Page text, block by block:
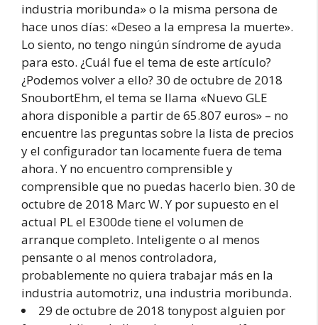
industria moribunda» o la misma persona de
hace unos días: «Deseo a la empresa la muerte».
Lo siento, no tengo ningún síndrome de ayuda
para esto. ¿Cuál fue el tema de este artículo?
¿Podemos volver a ello? 30 de octubre de 2018
SnoubortEhm, el tema se llama «Nuevo GLE
ahora disponible a partir de 65.807 euros» – no
encuentre las preguntas sobre la lista de precios
y el configurador tan locamente fuera de tema
ahora. Y no encuentro comprensible y
comprensible que no puedas hacerlo bien. 30 de
octubre de 2018 Marc W. Y por supuesto en el
actual PL el E300de tiene el volumen de
arranque completo. Inteligente o al menos
pensante o al menos controladora,
probablemente no quiera trabajar más en la
industria automotriz, una industria moribunda.
29 de octubre de 2018 tonypost alguien por